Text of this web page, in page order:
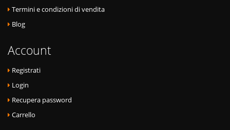
Termini e condizioni di vendita
Blog
Account
Registrati
Login
Recupera password
Carrello